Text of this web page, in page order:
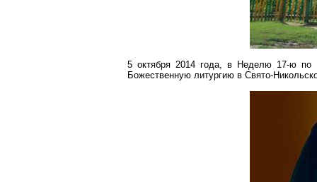
5 октября 2014 года, в Неделю 17-ю по
Божественную литургию в Свято-